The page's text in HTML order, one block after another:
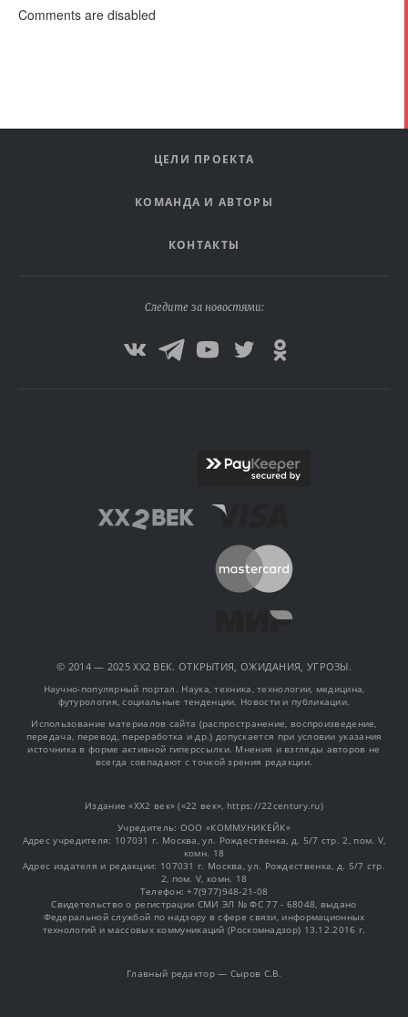
Comments are disabled
ЦЕЛИ ПРОЕКТА
КОМАНДА И АВТОРЫ
КОНТАКТЫ
Следите за новостями:
© 2014 — 2025 XX2 ВЕК. ОТКРЫТИЯ, ОЖИДАНИЯ, УГРОЗЫ.
Научно-популярный портал. Наука, техника, технологии, медицина,
футурология, социальные тенденции. Новости и публикации.
Использование материалов сайта (распространение, воспроизведение,
передача, перевод, переработка и др.) допускается при условии указания
источника в форме активной гиперссылки. Мнения и взгляды авторов не
всегда совпадают с точкой зрения редакции.
Издание «XX2 век» («22 век», https://22century.ru)
Учредитель: OOO «КОММУНИКЕЙК»
Адрес учредителя: 107031 г. Москва, ул. Рождественка, д. 5/7 стр. 2, пом. V,
комн. 18
Адрес издателя и редакции: 107031 г. Москва, ул. Рождественка, д. 5/7 стр.
2, пом. V, комн. 18
Телефон: +7(977)948-21-08
Свидетельство о регистрации СМИ ЭЛ № ФС 77 - 68048, выдано
Федеральной службой по надзору в сфере связи, информационных
технологий и массовых коммуникаций (Роскомнадзор) 13.12.2016 г.
Главный редактор — Сыров С.В.